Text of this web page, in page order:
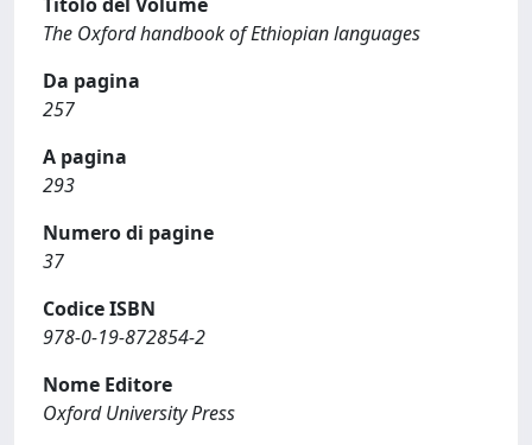
The Oxford handbook of Ethiopian languages
Da pagina
257
A pagina
293
Numero di pagine
37
Codice ISBN
978-0-19-872854-2
Nome Editore
Oxford University Press